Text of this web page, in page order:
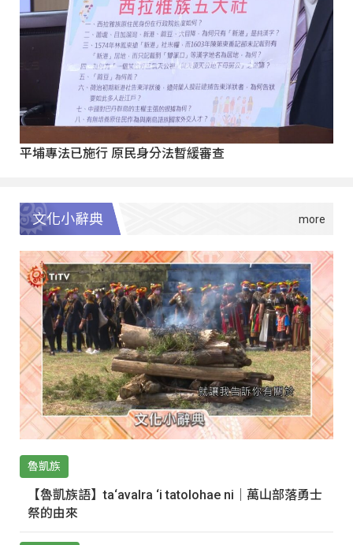
平埔專法已施行 原民身分法暫緩審查
文化小辭典
魯凱族
【魯凱族語】ta‘avalra ‘i tatolohae ni｜萬山部落勇士
祭的由來